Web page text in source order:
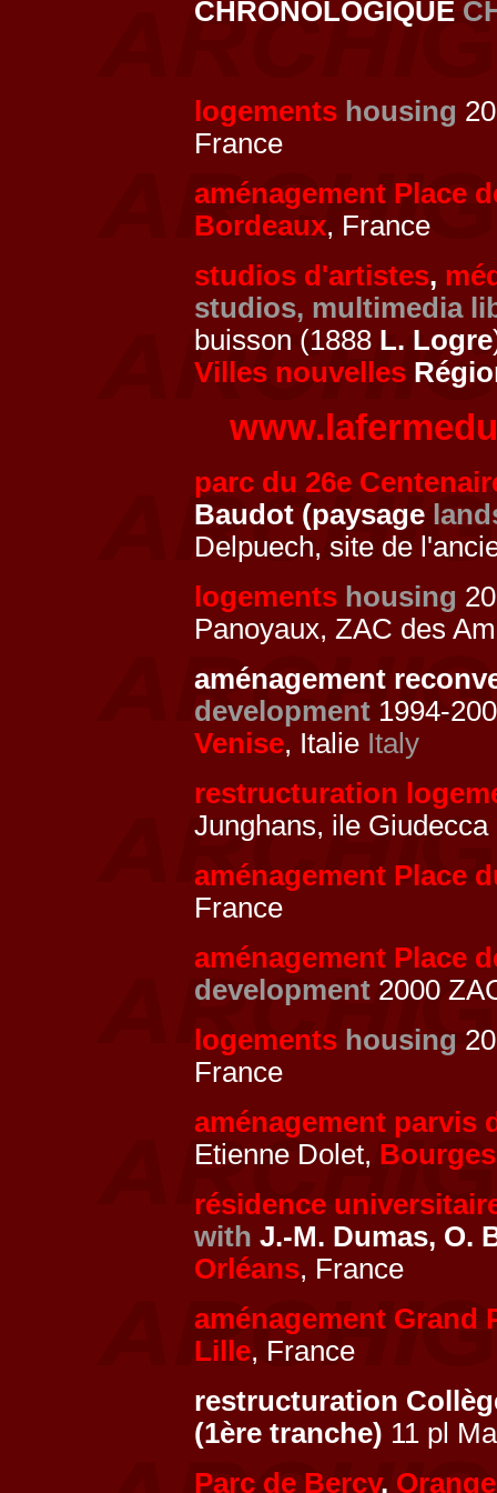
CHRONOLOGIQUE
logements housing
France
aménagement Place
Bordeaux, France
studios d'artistes,
studios, multimedia
buisson (1888 L. Logre
Villes nouvelles
parc du 26e
Baudot (paysage
Delpuech, site de
logements housing
Panoyaux, ZAC des
aménagement
development 1994-
Venise, Italie Italy
restructuration
Junghans, ile Giudecca
aménagement Place
France
aménagement Place
development 2000
logements housing
France
aménagement parvis
Etienne Dolet, Bourges
résidence
with J.-M. Dumas, O.
Orléans, France
aménagement Grand
Lille, France
restructuration
(1ère tranche) 11 pl
Parc de Bercy,